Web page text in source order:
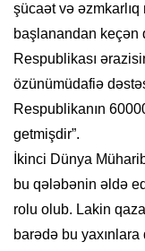
şücaət və
başlanandan keçən
Respublikası
özünümüdafiə
Respublikanın
getmişdir”.
İkinci Dünya
bu qələbənin əldə
rolu olub. Lakin
barədə bu yaxınlara